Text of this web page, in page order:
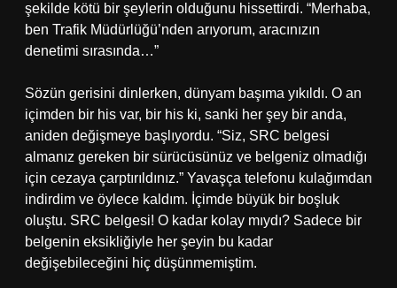
şekilde kötü bir şeylerin olduğunu hissettirdi. “Merhaba,
ben Trafik Müdürlüğü’nden arıyorum, aracınızın
denetimi sırasında…”
Sözün gerisini dinlerken, dünyam başıma yıkıldı. O an
içimden bir his var, bir his ki, sanki her şey bir anda,
aniden değişmeye başlıyordu. “Siz, SRC belgesi
almanız gereken bir sürücüsünüz ve belgeniz olmadığı
için cezaya çarptırıldınız.” Yavaşça telefonu kulağımdan
indirdim ve öylece kaldım. İçimde büyük bir boşluk
oluştu. SRC belgesi! O kadar kolay mıydı? Sadece bir
belgenin eksikliğiyle her şeyin bu kadar
değişebileceğini hiç düşünmemiştim.